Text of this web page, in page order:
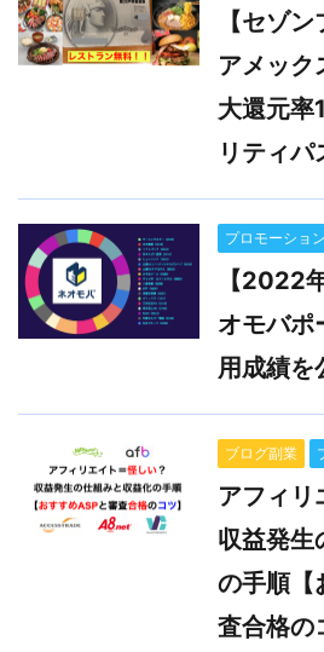
【セゾ
アメック
大還元率
リティパ
プロモーション
【2022
オモバポ
用成績を
ブログ副業
アフィリ
収益発生
の手順【
査合格の